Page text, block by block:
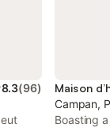
8.3(96)
Campan,
Boasting